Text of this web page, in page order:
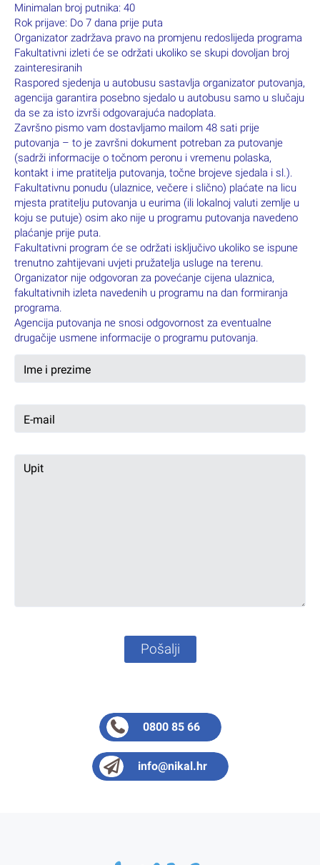
Minimalan broj putnika: 40
Rok prijave: Do 7 dana prije puta
Organizator zadržava pravo na promjenu redoslijeda programa
Fakultativni izleti će se održati ukoliko se skupi dovoljan broj
zainteresiranih
Raspored sjedenja u autobusu sastavlja organizator putovanja,
agencija garantira posebno sjedalo u autobusu samo u slučaju
da se za isto izvrši odgovarajuća nadoplata.
Završno pismo vam dostavljamo mailom 48 sati prije
putovanja – to je završni dokument potreban za putovanje
(sadrži informacije o točnom peronu i vremenu polaska,
kontakt i ime pratitelja putovanja, točne brojeve sjedala i sl.).
Fakultativnu ponudu (ulaznice, večere i slično) plaćate na licu
mjesta pratitelju putovanja u eurima (ili lokalnoj valuti zemlje u
koju se putuje) osim ako nije u programu putovanja navedeno
plaćanje prije puta.
Fakultativni program će se održati isključivo ukoliko se ispune
trenutno zahtijevani uvjeti pružatelja usluge na terenu.
Organizator nije odgovoran za povećanje cijena ulaznica,
fakultativnih izleta navedenih u programu na dan formiranja
programa.
Agencija putovanja ne snosi odgovornost za eventualne
drugačije usmene informacije o programu putovanja.
Pošalji
0800 85 66
info@nikal.hr